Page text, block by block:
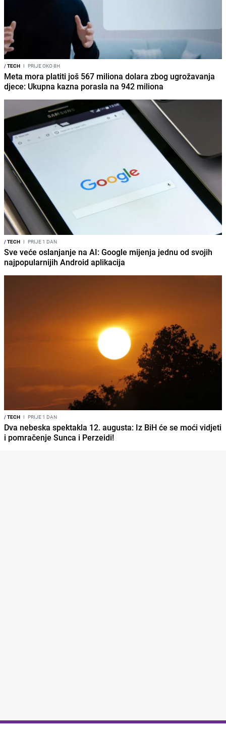
/TECH I PRIJE OKO 8H
Meta mora platiti još 567 miliona dolara zbog ugrožavanja
djece: Ukupna kazna porasla na 942 miliona
/TECH I PRIJE 1 DAN
Sve veće oslanjanje na AI: Google mijenja jednu od svojih
najpopularnijih Android aplikacija
/TECH I PRIJE 1 DAN
Dva nebeska spektakla 12. augusta: Iz BiH će se moći vidjeti
i pomračenje Sunca i Perzeidi!